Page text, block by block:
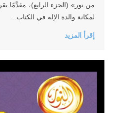
... صدور كتاب “The Church in Movement&
... كتاب «مريم» للمطران
من نور» (الجزء الرابع)، مقدَّمًا
لمكانة والدة الإله في الكتاب…
إقرأ المزيد